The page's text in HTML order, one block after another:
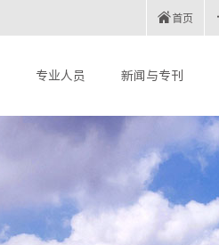
首页
专业人员 新闻与专刊